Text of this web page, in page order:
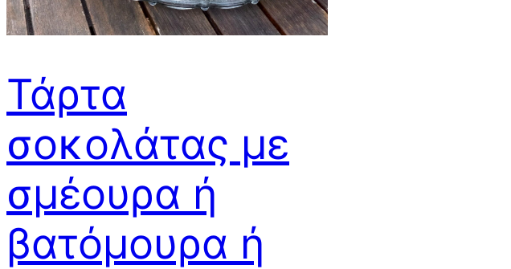
Τάρτα
σοκολάτας με
σμέουρα ή
βατόμουρα ή